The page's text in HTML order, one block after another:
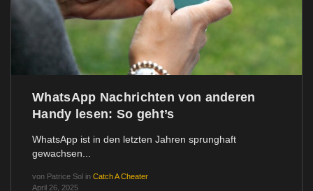
WhatsApp Nachrichten von anderen
Handy lesen: So geht’s
WhatsApp ist in den letzten Jahren sprunghaft
gewachsen...
von Patrice Sol in Catch A Cheater
April 26, 2025